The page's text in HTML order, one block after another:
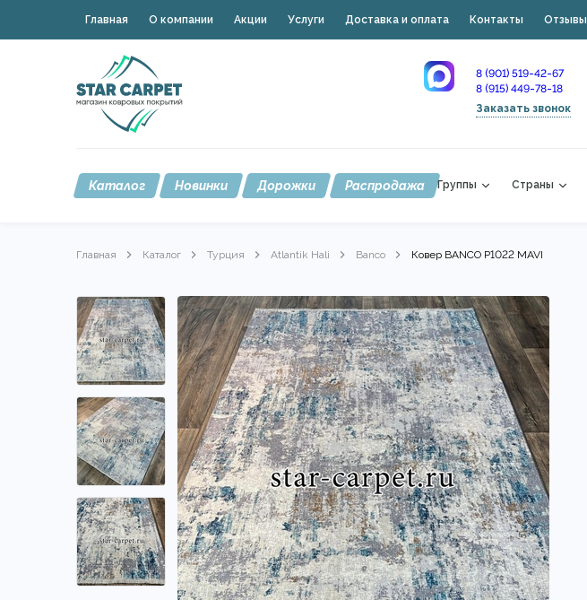
Главная О компании Акции Услуги Доставка и оплата Контакты Отзывы
8 (901) 519-42-67
8 (915) 449-78-18
Заказать звонок
Каталог Новинки Дорожки Распродажа Группы Страны
Главная Каталог Турция Atlantik Hali Banco Ковер BANCO P1022 MAVI